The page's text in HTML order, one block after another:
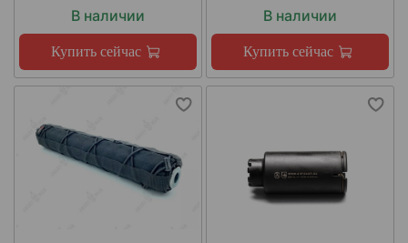
В наличии
Купить сейчас
В наличии
Купить сейчас